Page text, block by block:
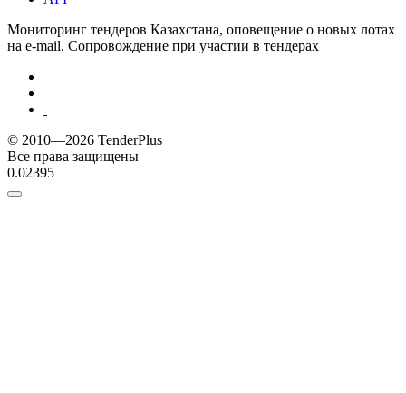
Мониторинг тендеров Казахстана, оповещение о новых лотах
на e-mail. Сопровождение при участии в тендерах
© 2010—2026 TenderPlus
Все права защищены
0.02395